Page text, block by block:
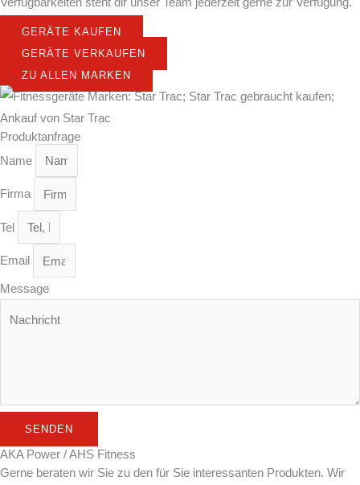
GERÄTE KAUFEN
GERÄTE VERKAUFEN
ZU ALLEN MARKEN
Produktanfrage
Name
Firma
Tel
Email
Message
SENDEN
AKA Power / AHS Fitness
Gerne beraten wir Sie zu den für Sie interessanten Produkten. Wir